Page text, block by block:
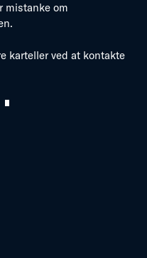
mistanke om
karteller ved at kontakte